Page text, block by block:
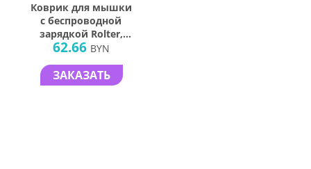
Коврик для мышки
с беспроводной
зарядкой Rolter,
серый
62.66 BYN
ЗАКАЗАТЬ